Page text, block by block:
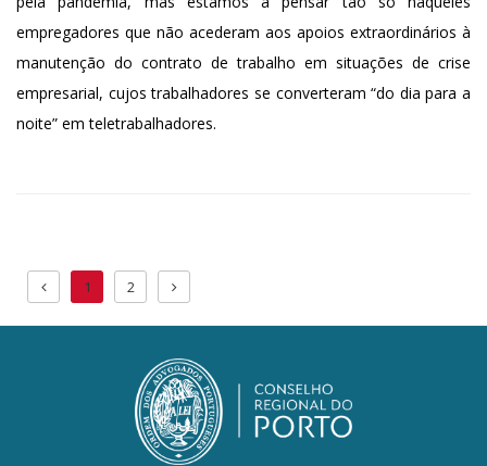
empregadores que não acederam aos apoios extraordinários à
manutenção do contrato de trabalho em situações de crise
empresarial, cujos trabalhadores se converteram “do dia para a
noite” em teletrabalhadores.
1 2